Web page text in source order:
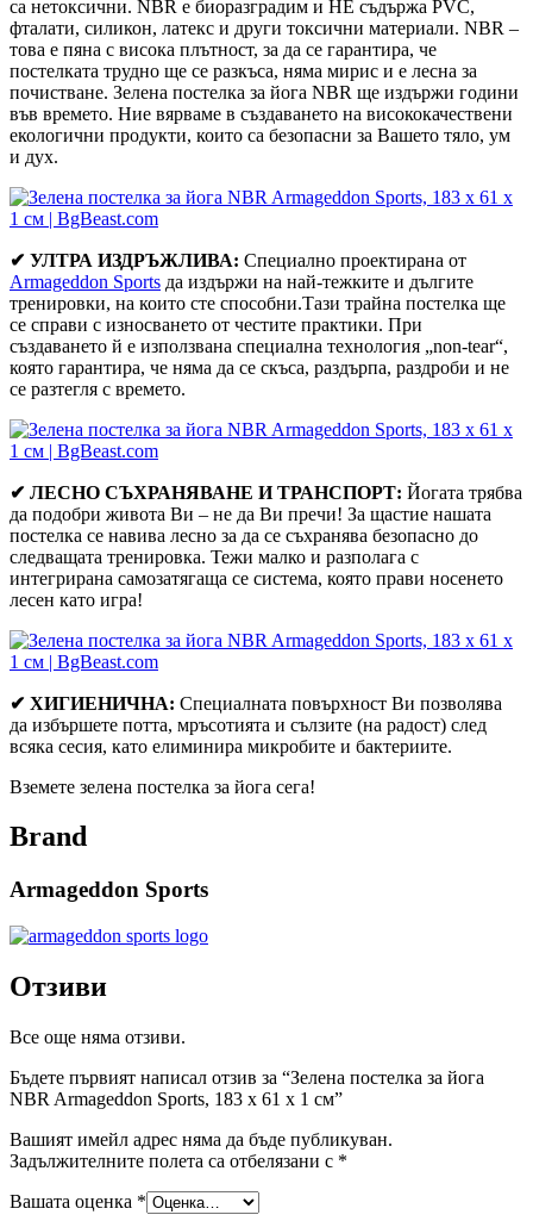
са нетоксични. NBR е биоразградим и НЕ съдържа PVC,
фталати, силикон, латекс и други токсични материали. NBR –
това е пяна с висока плътност, за да се гарантира, че
постелката трудно ще се разкъса, няма мирис и е лесна за
почистване. Зелена постелка за йога NBR ще издържи години
във времето. Ние вярваме в създаването на висококачествени
екологични продукти, които са безопасни за Вашето тяло, ум
и дух.
✔ УЛТРА ИЗДРЪЖЛИВА: Специално проектирана от
Armageddon Sports да издържи на най-тежките и дългите
тренировки, на които сте способни.Тази трайна постелка ще
се справи с износването от честите практики. При
създаването й е използвана специална технология „non-tear“,
която гарантира, че няма да се скъса, раздърпа, раздроби и не
се разтегля с времето.
✔ ЛЕСНО СЪХРАНЯВАНЕ И ТРАНСПОРТ: Йогата трябва
да подобри живота Ви – не да Ви пречи! За щастие нашата
постелка се навива лесно за да се съхранява безопасно до
следващата тренировка. Тежи малко и разполага с
интегрирана самозатягаща се система, която прави носенето
лесен като игра!
✔ ХИГИЕНИЧНА: Специалната повърхност Ви позволява
да избършете потта, мръсотията и сълзите (на радост) след
всяка сесия, като елиминира микробите и бактериите.
Вземете зелена постелка за йога сега!
Brand
Armageddon Sports
Отзиви
Все още няма отзиви.
Бъдете първият написал отзив за “Зелена постелка за йога
NBR Armageddon Sports, 183 x 61 x 1 см”
Вашият имейл адрес няма да бъде публикуван.
Задължителните полета са отбелязани с *
Вашата оценка *